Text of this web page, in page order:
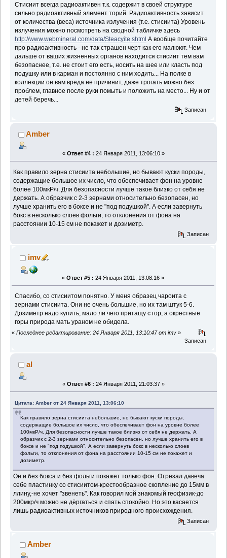
Стисиит всегда радиоактивен т.к. содержит в своей структуре
сильно радиоактивный элемент торий. Радиоактивность зависит
от количества (веса) источника излучения (т.е. стисиита) Уровень
излучения можно посмотреть на сводной табличке здесь
http://www.webmineral.com/data/Steacyite.shtml А вообще почитайте
про радиоактивность - не так страшен черт как его малюют. Чем
дальше от ваших жизненных органов находится стисиит тем вам
безопаснее, т.е. не стоит его есть, носить на шее или класть под
подушку или в карман и постоянно с ним ходить... На полке в
коллекции он вам вреда не причинит, даже трогать можно без
проблем, главное после руки помыть и положить на место... Ну и от
детей беречь...
Записан
Amber
« Ответ #4 : 24 Января 2011, 13:06:10 »
Как правило зерна стисиита небольшие, но бывают куски породы,
содержащие большое их число, что обеспечивает фон на уровне
более 100мкР/ч. Для безопасности лучше такое близко от себя не
держать. А образчик с 2-3 зернами относительно безопасен, но
лучше хранить его в боксе и не "под подушкой". А если завернуть
бокс в несколько слоев фольги, то отклонения от фона на
расстоянии 10-15 см не покажет и дозиметр.
Записан
imv
« Ответ #5 : 24 Января 2011, 13:08:16 »
Спасибо, со стисиитом понятно. У меня образец чароита с
зернами стисиита. Они не очень большие, но их там штук 5-6.
Дозиметр надо купить, мало ли чего притащу с гор, а окрестные
горы природа мать ураном не обидела.
« Последнее редактирование: 24 Января 2011, 13:10:47 от imv »
Записан
al
« Ответ #6 : 24 Января 2011, 21:03:37 »
Цитата: Amber от 24 Января 2011, 13:06:10
Как правило зерна стисиита небольшие, но бывают куски породы,
содержащие большое их число, что обеспечивает фон на уровне более
100мкР/ч. Для безопасности лучше такое близко от себя не держать. А
образчик с 2-3 зернами относительно безопасен, но лучше хранить его в
боксе и не "под подушкой". А если завернуть бокс в несколько слоев
фольги, то отклонения от фона на расстоянии 10-15 см не покажет и
дозиметр.
Он и без бокса и без фольги покажет только фон. Отрезал давеча
себе пластинку со стисиитом-крестообразное скопление до 15мм в
ллину,-не хочет "звенеть". Как говорил мой знакомый геофизик-до
200мкр/ч можно не дёргаться и спать спокойно. Но это касается
лишь радиоактивных источников природного происхождения.
Записан
Amber